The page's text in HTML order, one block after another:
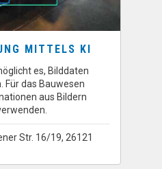
MITTELS KI
es, Bilddaten
das Bauwesen
aus Bildern
Str. 16/19, 26121